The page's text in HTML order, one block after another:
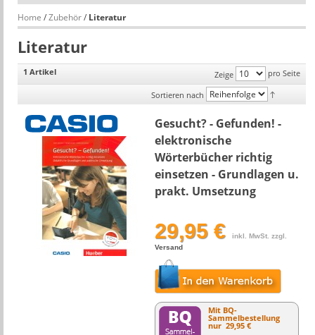
Home /Zubehör/ Literatur
Literatur
1 Artikel Zeige pro Seite
Sortieren nach
Gesucht? - Gefunden! -
elektronische
Wörterbücher richtig
einsetzen - Grundlagen u.
prakt. Umsetzung
29,95 €
inkl. MwSt. zzgl.
Versand
Mit BQ-
Sammelbestellung
nur 29,95 €